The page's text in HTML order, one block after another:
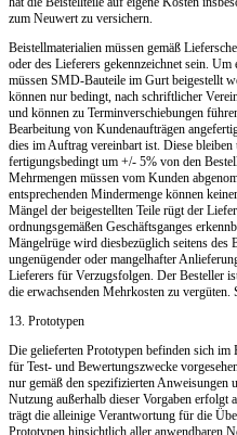
zum Neuwert zu versichern.
Beistellmaterialien müssen gemäß
oder des Lieferers gekennzeichnet sein.
müssen SMD-Bauteile im Gurt beigestellt
können nur bedingt, nach schriftlicher
und können zu Terminverschiebungen
Bearbeitung von Kundenaufträgen
dies im Auftrag vereinbart ist. Diese bleiben
fertigungsbedingt um +/- 5% von den
Mehrmengen müssen vom Kunden
entsprechenden Mindermenge können
Mängel der beigestellten Teile rügt der
ordnungsgemäßen Geschäftsganges
Mängelrüge wird diesbezüglich seitens des
ungenügender oder mangelhafter
Lieferers für Verzugsfolgen. Der Besteller
die erwachsenden Mehrkosten zu
13. Prototypen
Die gelieferten Prototypen befinden sich
für Test- und Bewertungszwecke
nur gemäß den spezifizierten Anweisungen
Nutzung außerhalb dieser Vorgaben
trägt die alleinige Verantwortung für die
Prototypen hinsichtlich aller anwendbaren